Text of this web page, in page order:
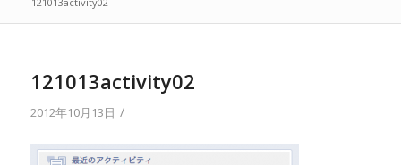
121013activity02
2012年10月13日 /